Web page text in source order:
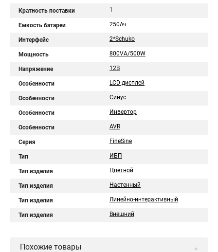
Кратность поставки 1
Емкость батареи 250Ач
Интерфейс 2*Schuko
Мощность 800VA/500W
Напряжение 12В
Особенности LCD-дисплей
Особенности Синус
Особенности Инвертор
Особенности AVR
Серия FineSine
Тип ИБП
Тип изделия Цветной
Тип изделия Настенный
Тип изделия Линейно-интерактивный
Тип изделия Внешний
Похожие товары